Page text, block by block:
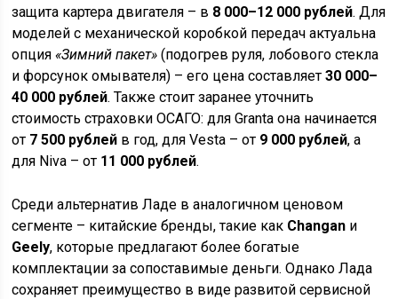
защита картера двигателя – в 8 000–12 000 рублей. Для
моделей с механической коробкой передач актуальна
опция«Зимний пакет» (подогрев руля, лобового стекла
и форсунок омывателя) – его цена составляет30 000–
40 000 рублей. Также стоит заранее уточнить
стоимость страховки ОСАГО: для Granta она начинается
от 7 500 рублей в год, для Vesta – от 9 000 рублей, а
для Niva – от 11 000 рублей.
Среди альтернатив Ладе в аналогичном ценовом
сегменте – китайские бренды, такие как Changan и
Geely, которые предлагают более богатые
комплектации за сопоставимые деньги. Однако Лада
сохраняет преимущество в виде развитой сервисной